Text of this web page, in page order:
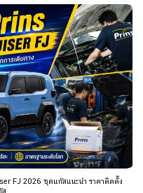
FJ 2026 ชุดแก๊สแนะนำ ราคาติดตั้ง
ส